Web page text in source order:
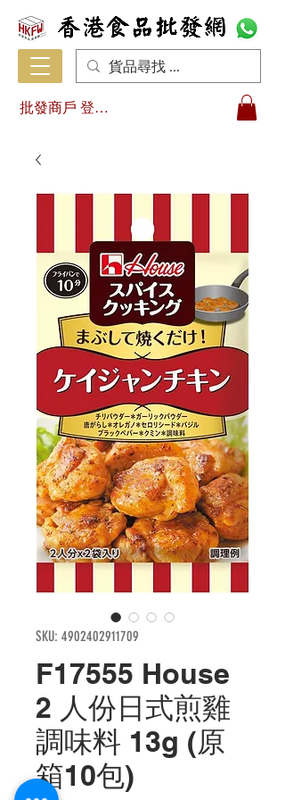
批發商戶 登入/註冊
SKU: 4902402911709
F17555 House
2 人份日式煎雞
調味料 13g (原
箱10包)